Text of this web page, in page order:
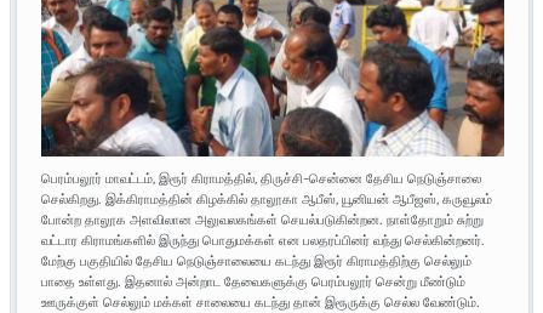
பெரம்பலூர் மாவட்டம், இரூர் கிராமத்தில், திருச்சி-சென்னை தேசிய நெடுஞ்சாலை
செல்கிறது. இக்கிராமத்தின் கிழக்கில் தாலூகா ஆபீஸ், யூனியன் ஆபீஜஸ், கருவூலம்
போன்ற தாலூக அளவிலான அலுவலகங்கள் செயல்படுகின்றன. நாள்தோறும் சுற்று
வட்டார கிராமங்களில் இருந்து பொதுமக்கள் என பலதரப்பினர் வந்து செல்கின்றனர்.
மேற்கு பகுதியில் தேசிய நெடுஞ்சாலையை கடந்து இரூர் கிராமத்திற்கு செல்லும்
பாதை உள்ளது. இதனால் அன்றாட தேவைகளுக்கு பெரம்பலூர் சென்று மீண்டும்
ஊருக்குள் செல்லும் மக்கள் சாலையை கடந்து தான் இரூருக்கு செல்ல வேண்டும்.